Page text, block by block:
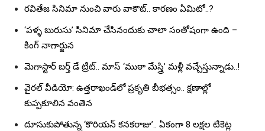
రవితేజ సినిమా నుంచి వారు వాకౌట్.. కారణం ఏమిటో..?
‘పళ్ళ బురుసు’ సినిమా చేసినందుకు చాలా సంతోషంగా ఉంది –
కింగ్ నాగార్జున
మెగాస్టార్ బర్త్ డే ట్రీట్.. మాస్ ‘ముఠా మేస్త్రి’ మళ్లీ వచ్చేస్తున్నాడు..!
వైరల్ వీడియో: ఉత్తరాఖండ్‌లో ప్రకృతి బీభత్సం.. క్షణాల్లో
కుప్పకూలిన వంతెన
దూసుకుపోతున్న ‘కొరియన్ కనకరాజు’.. ఏకంగా 8 లక్షల టికెట్ల